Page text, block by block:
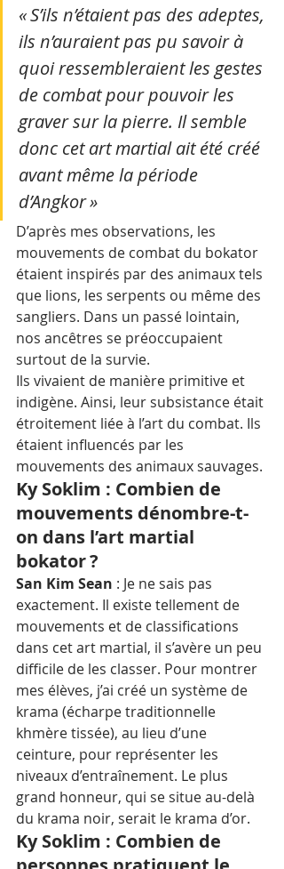
« S’ils n’étaient pas des adeptes,
ils n’auraient pas pu savoir à
quoi ressembleraient les gestes
de combat pour pouvoir les
graver sur la pierre. Il semble
donc cet art martial ait été créé
avant même la période
d’Angkor »
D’après mes observations, les
mouvements de combat du bokator
étaient inspirés par des animaux tels
que lions, les serpents ou même des
sangliers. Dans un passé lointain,
nos ancêtres se préoccupaient
surtout de la survie.
Ils vivaient de manière primitive et
indigène. Ainsi, leur subsistance était
étroitement liée à l’art du combat. Ils
étaient influencés par les
mouvements des animaux sauvages.
Ky Soklim : Combien de
mouvements dénombre-t-
on dans l’art martial
bokator ?
San Kim Sean : Je ne sais pas
exactement. Il existe tellement de
mouvements et de classifications
dans cet art martial, il s’avère un peu
difficile de les classer. Pour montrer
mes élèves, j’ai créé un système de
krama (écharpe traditionnelle
khmère tissée), au lieu d’une
ceinture, pour représenter les
niveaux d’entraînement. Le plus
grand honneur, qui se situe au-delà
du krama noir, serait le krama d’or.
Ky Soklim : Combien de